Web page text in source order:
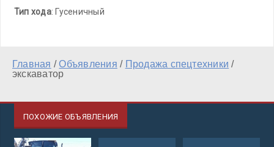
Тип хода: Гусеничный
Главная / Объявления / Продажа спецтехники /
экскаватор
ПОХОЖИЕ ОБЪЯВЛЕНИЯ